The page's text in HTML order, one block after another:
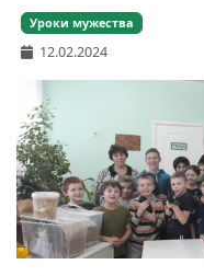
Уроки мужества
12.02.2024